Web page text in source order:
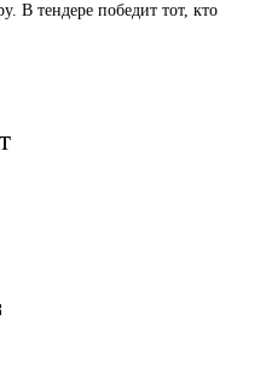
В тендере победит тот, кто